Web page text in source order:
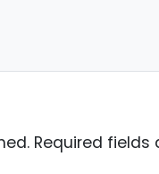
Required fields